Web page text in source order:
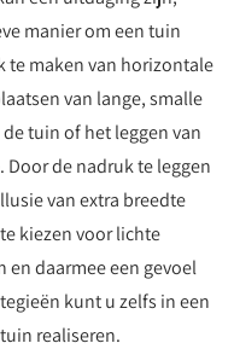
manier om een tuin
te maken van horizontale
van lange, smalle
tuin of het leggen van
de nadruk te leggen
van extra breedte
kiezen voor lichte
daarmee een gevoel
kunt u zelfs in een
realiseren.